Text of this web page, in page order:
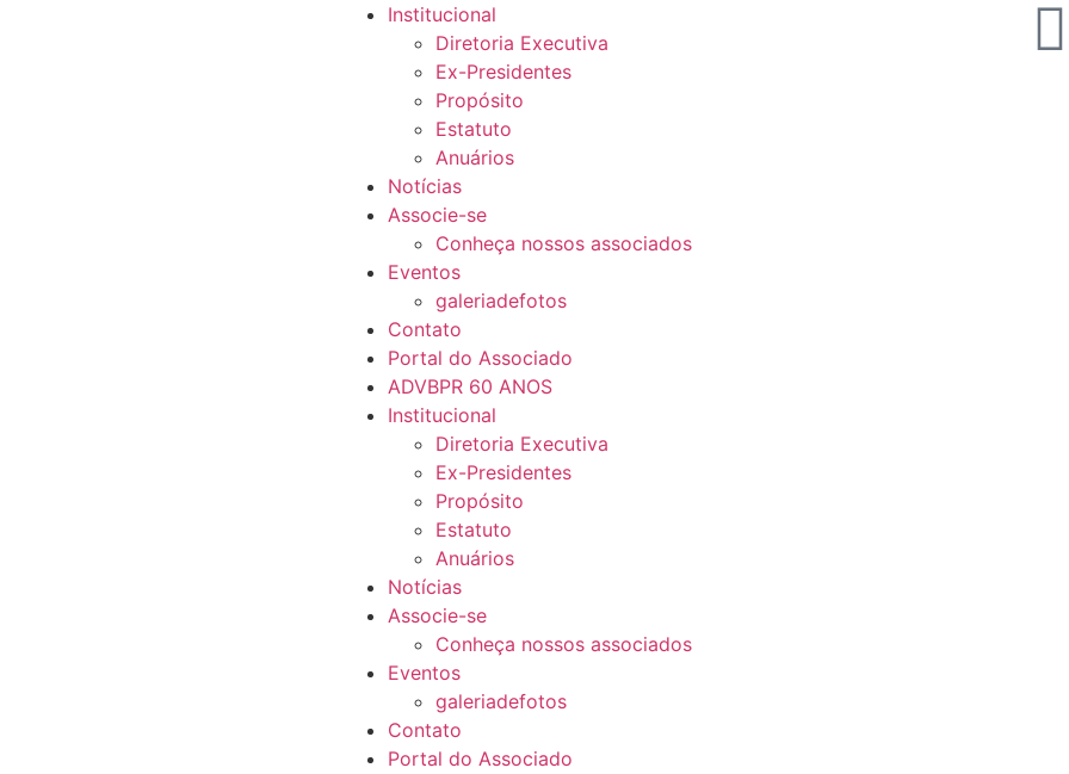
Institucional
Diretoria Executiva
Ex-Presidentes
Propósito
Estatuto
Anuários
Notícias
Associe-se
Conheça nossos associados
Eventos
galeriadefotos
Contato
Portal do Associado
ADVBPR 60 ANOS
Institucional
Diretoria Executiva
Ex-Presidentes
Propósito
Estatuto
Anuários
Notícias
Associe-se
Conheça nossos associados
Eventos
galeriadefotos
Contato
Portal do Associado